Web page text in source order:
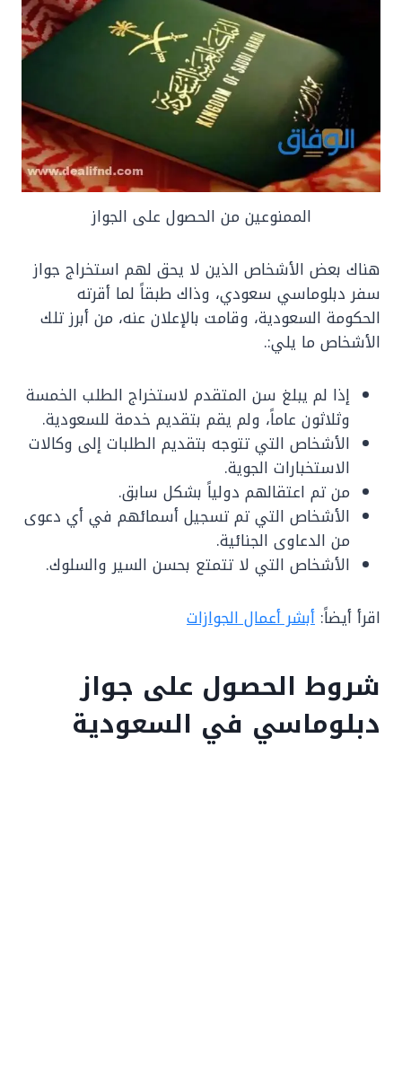
الممنوعين من الحصول على الجواز
هناك بعض الأشخاص الذين لا يحق لهم استخراج جواز
سفر دبلوماسي سعودي، وذاك طبقاً لما أقرته
الحكومة السعودية، وقامت بالإعلان عنه، من أبرز تلك
الأشخاص ما يلي:.
إذا لم يبلغ سن المتقدم لاستخراج الطلب الخمسة
وثلاثون عاماً، ولم يقم بتقديم خدمة للسعودية.
الأشخاص التي تتوجه بتقديم الطلبات إلى وكالات
الاستخبارات الجوية.
من تم اعتقالهم دولياً بشكل سابق.
الأشخاص التي تم تسجيل أسمائهم في أي دعوى
من الدعاوى الجنائية.
الأشخاص التي لا تتمتع بحسن السير والسلوك.
اقرأ أيضاً: أبشر أعمال الجوازات
شروط الحصول على جواز
دبلوماسي في السعودية